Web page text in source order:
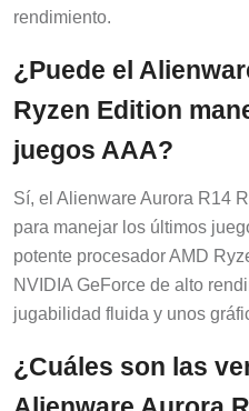
rendimiento.
¿Puede el
Ryzen Edition
juegos AAA?
Sí, el Alienware Aurora R14
para manejar los últimos
potente procesador AMD
NVIDIA GeForce de alto
jugabilidad fluida y unos
¿Cuáles son las